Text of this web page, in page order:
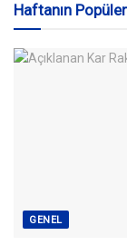
Haftanın Popüler
GENEL